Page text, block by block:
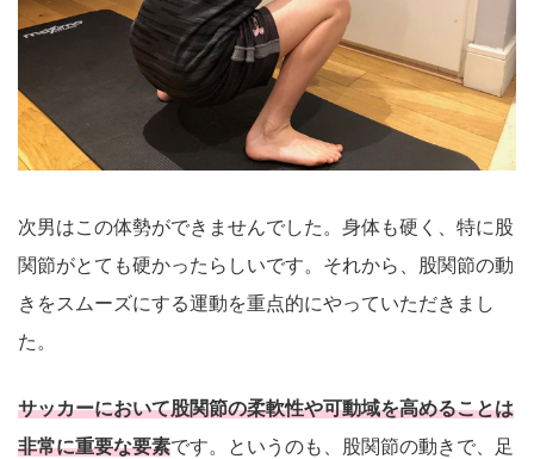
次男はこの体勢ができませんでした。身体も硬く、特に股
関節がとても硬かったらしいです。それから、股関節の動
きをスムーズにする運動を重点的にやっていただきまし
た。
サッカーにおいて股関節の柔軟性や可動域を高めることは
非常に重要な要素です。というのも、股関節の動きで、足